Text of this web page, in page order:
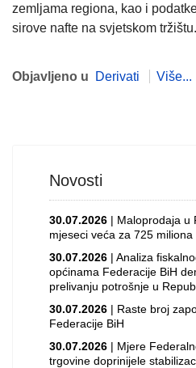
zemljama regiona, kao i
sirove nafte na svjetskom tržištu.
Objavljeno u Derivati Više...
Novosti
30.07.2026 | Maloprodaja u
mjeseci veća za 725 miliona
30.07.2026 | Analiza
općinama Federacije BiH
prelivanju potrošnje u
30.07.2026 | Raste broj
Federacije BiH
30.07.2026 | Mjere
trgovine doprinijele